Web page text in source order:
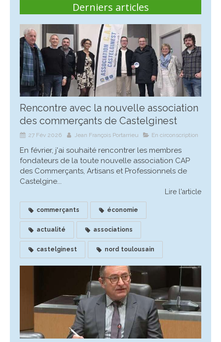
Derniers articles
Rencontre avec la nouvelle association
des commerçants de Castelginest
27 Fév 2026 Jean François Portarrieu En circonscription
En février, j'ai souhaité rencontrer les membres
fondateurs de la toute nouvelle association CAP
des Commerçants, Artisans et Professionnels de
Castelgine...
Lire l'article
commerçants économie
actualité associations
castelginest nord toulousain